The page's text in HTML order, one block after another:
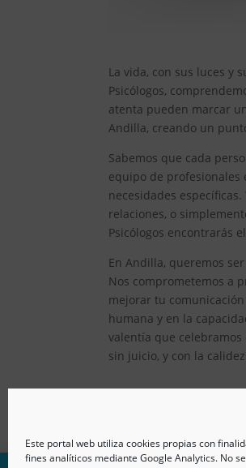
Este portal web utiliza cookies propias con
fines analíticos mediante Google Analytics. No
La vida, con sus luces y
Psicólogos,
atenta pueden marcar
Andilla, creando un
Sabemos que cada
equipo de profesionales
necesidades
relaciones, o
Psicólogos encontrarás
En Andilla, queremos
Nos comprometemos a
mejorar tu
humana y en la
valentía que
sin juicio, y con la